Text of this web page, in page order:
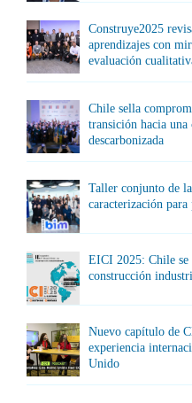
Construye2025
aprendizajes con
evaluación
Chile sella
transición hacia
descarbonizada
Taller conjunto de
caracterización
EICI 2025: Chile se
construcción
Nuevo capítulo de
experiencia
Unido